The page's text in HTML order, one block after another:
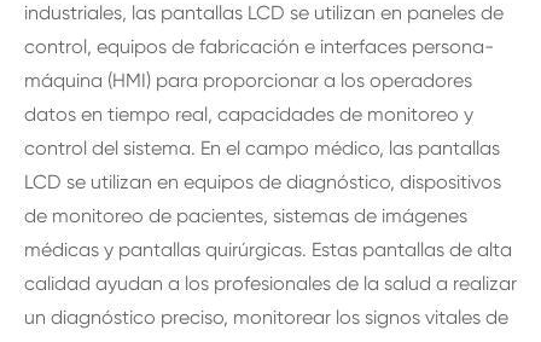
industriales, las pantallas LCD se utilizan en paneles de
control, equipos de fabricación e interfaces persona-
máquina (HMI) para proporcionar a los operadores
datos en tiempo real, capacidades de monitoreo y
control del sistema. En el campo médico, las pantallas
LCD se utilizan en equipos de diagnóstico, dispositivos
de monitoreo de pacientes, sistemas de imágenes
médicas y pantallas quirúrgicas. Estas pantallas de alta
calidad ayudan a los profesionales de la salud a realizar
un diagnóstico preciso, monitorear los signos vitales de